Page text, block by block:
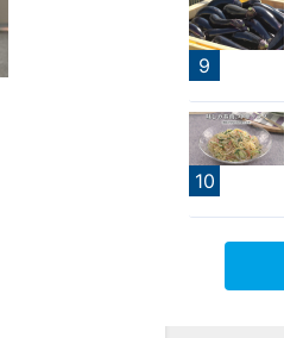
7
9
10